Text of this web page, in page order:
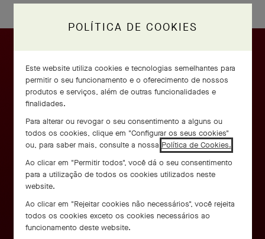
POLÍTICA DE COOKIES
Este website utiliza cookies e tecnologias semelhantes para
permitir o seu funcionamento e o oferecimento de nossos
produtos e serviços, além de outras funcionalidades e
finalidades.
Para alterar ou revogar o seu consentimento a alguns ou
todos os cookies, clique em "Configurar os seus cookies"
ou, para saber mais, consulte a nossa Política de Cookies.
Ao clicar em "Permitir todos", você dá o seu consentimento
para a utilização de todos os cookies utilizados neste
website.
Ao clicar em "Rejeitar cookies não necessários", você rejeita
todos os cookies exceto os cookies necessários ao
funcionamento deste website.